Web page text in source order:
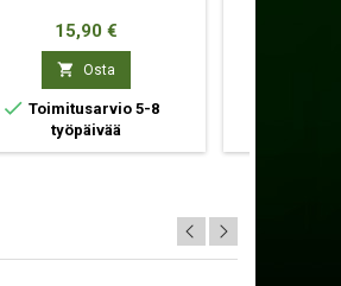
Hinta
15,90 €
 Osta
 Toimitusarvio 5-8
työpäivää